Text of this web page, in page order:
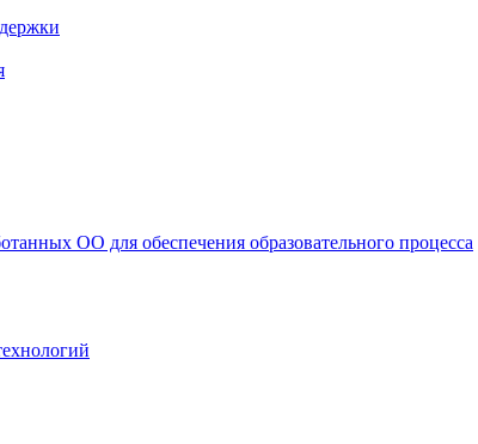
ОО для обеспечения образовательного процесса